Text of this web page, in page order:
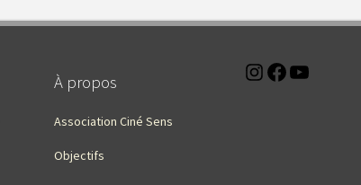
À propos
Association Ciné Sens
Objectifs
Instagram
Facebook